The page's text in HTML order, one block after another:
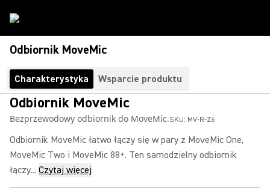
Odbiornik MoveMic
Charakterystyka Wsparcie produktu
Odbiornik MoveMic
Bezprzewodowy odbiornik do MoveMic.SKU: MV-R-Z6
Odbiornik MoveMic łatwo łączy się w pary z MoveMic One,
MoveMic Two i MoveMic 88+. Ten samodzielny odbiornik
łączy... Czytaj więcej